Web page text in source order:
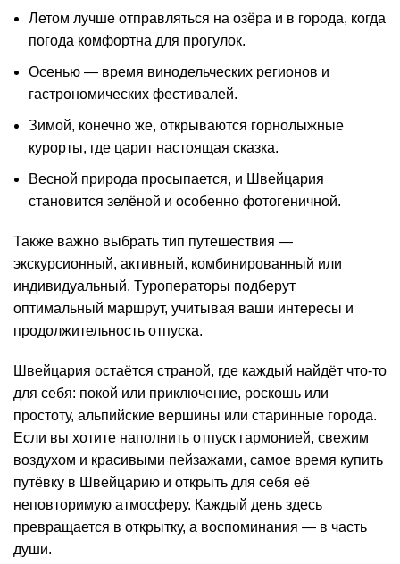
Летом лучше отправляться на озёра и в города, когда
погода комфортна для прогулок.
Осенью — время винодельческих регионов и
гастрономических фестивалей.
Зимой, конечно же, открываются горнолыжные
курорты, где царит настоящая сказка.
Весной природа просыпается, и Швейцария
становится зелёной и особенно фотогеничной.
Также важно выбрать тип путешествия —
экскурсионный, активный, комбинированный или
индивидуальный. Туроператоры подберут
оптимальный маршрут, учитывая ваши интересы и
продолжительность отпуска.
Швейцария остаётся страной, где каждый найдёт что-то
для себя: покой или приключение, роскошь или
простоту, альпийские вершины или старинные города.
Если вы хотите наполнить отпуск гармонией, свежим
воздухом и красивыми пейзажами, самое время купить
путёвку в Швейцарию и открыть для себя её
неповторимую атмосферу. Каждый день здесь
превращается в открытку, а воспоминания — в часть
души.